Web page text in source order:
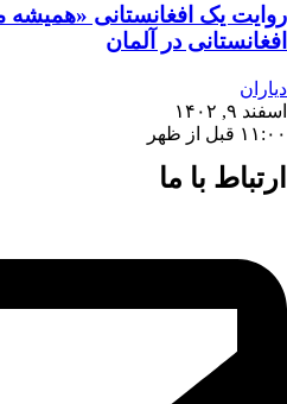
روایت یک افغانستانی
افغانستانی در آلمان
دیاران
اسفند ۹, ۱۴۰۲
۱۱:۰۰ قبل از ظهر
ارتباط با ما